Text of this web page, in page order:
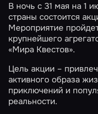
В ночь с 31 мая на 1
страны состоится
Мероприятие
крупнейшего
«Мира Квестов».
Цель акции –
активного образа
приключений и
реальности.